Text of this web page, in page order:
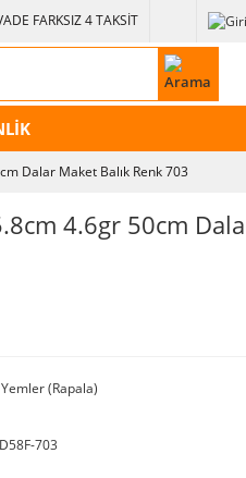
FARKSIZ 4 TAKSİT
Dalar Maket Balık Renk 703
4.6gr 50cm
(Rapala)
703